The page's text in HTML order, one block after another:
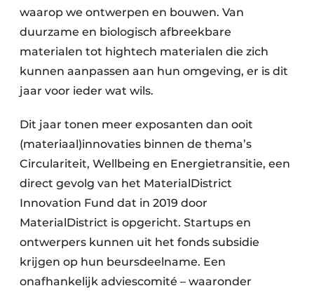
waarop we ontwerpen en bouwen. Van
duurzame en biologisch afbreekbare
materialen tot hightech materialen die zich
kunnen aanpassen aan hun omgeving, er is dit
jaar voor ieder wat wils.
Dit jaar tonen meer exposanten dan ooit
(materiaal)innovaties binnen de thema’s
Circulariteit, Wellbeing en Energietransitie, een
direct gevolg van het MaterialDistrict
Innovation Fund dat in 2019 door
MaterialDistrict is opgericht. Startups en
ontwerpers kunnen uit het fonds subsidie
krijgen op hun beursdeelname. Een
onafhankelijk adviescomité – waaronder